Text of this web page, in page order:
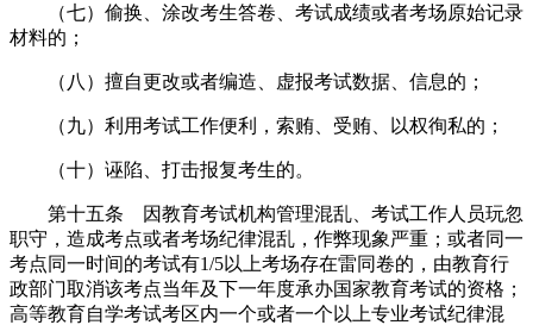
（七）偷换、涂改考生答卷、考试成绩或者考场原始记录
材料的；
（八）擅自更改或者编造、虚报考试数据、信息的；
（九）利用考试工作便利，索贿、受贿、以权徇私的；
（十）诬陷、打击报复考生的。
第十五条 因教育考试机构管理混乱、考试工作人员玩忽
职守，造成考点或者考场纪律混乱，作弊现象严重；或者同一
考点同一时间的考试有1/5以上考场存在雷同卷的，由教育行
政部门取消该考点当年及下一年度承办国家教育考试的资格；
高等教育自学考试考区内一个或者一个以上专业考试纪律混